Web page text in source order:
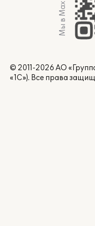
Мы в Max
© 2011-2026 АО
«1С»). Все права